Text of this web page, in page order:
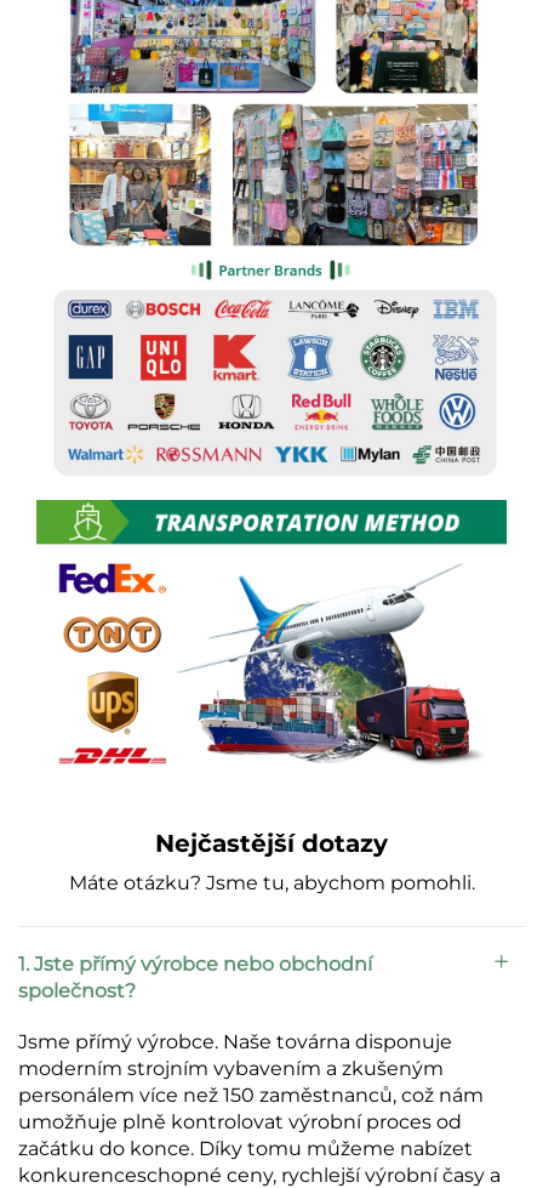
Nejčastější dotazy
Máte otázku? Jsme tu, abychom pomohli.
1. Jste přímý výrobce nebo obchodní
společnost?
Jsme přímý výrobce. Naše továrna disponuje
moderním strojním vybavením a zkušeným
personálem více než 150 zaměstnanců, což nám
umožňuje plně kontrolovat výrobní proces od
začátku do konce. Díky tomu můžeme nabízet
konkurenceschopné ceny, rychlejší výrobní časy a